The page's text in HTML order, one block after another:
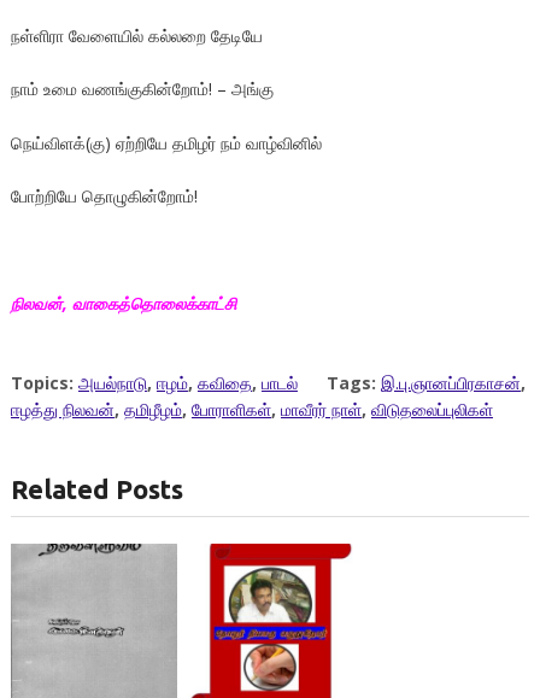
நள்ளிரா வேளையில் கல்லறை தேடியே
நாம் உமை வணங்குகின்றோம்! – அங்கு
நெய்விளக்(கு) ஏற்றியே தமிழர் நம் வாழ்வினில்
போற்றியே தொழுகின்றோம்!
நிலவன், வாகைத்தொலைக்காட்சி
Topics: அயல்நாடு, ஈழம், கவிதை, பாடல் Tags: இ.பு.ஞானப்பிரகாசன்,
ஈழத்து நிலவன், தமிழீழம், போராளிகள், மாவீரர் நாள், விடுதலைப்புலிகள்
Related Posts